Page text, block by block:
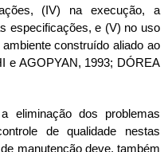
(IV) na execução, a
especificações, e (V) no uso
construído aliado ao
e AGOPYAN, 1993; DÓREA
eliminação dos problemas
de qualidade nestas
manutenção deve, também